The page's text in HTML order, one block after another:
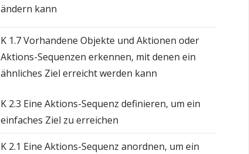
ändern kann
K 1.7 Vorhandene Objekte und Aktionen oder
Aktions-Sequenzen erkennen, mit denen ein
ähnliches Ziel erreicht werden kann
K 2.3 Eine Aktions-Sequenz definieren, um ein
einfaches Ziel zu erreichen
K 2.1 Eine Aktions-Sequenz anordnen, um ein